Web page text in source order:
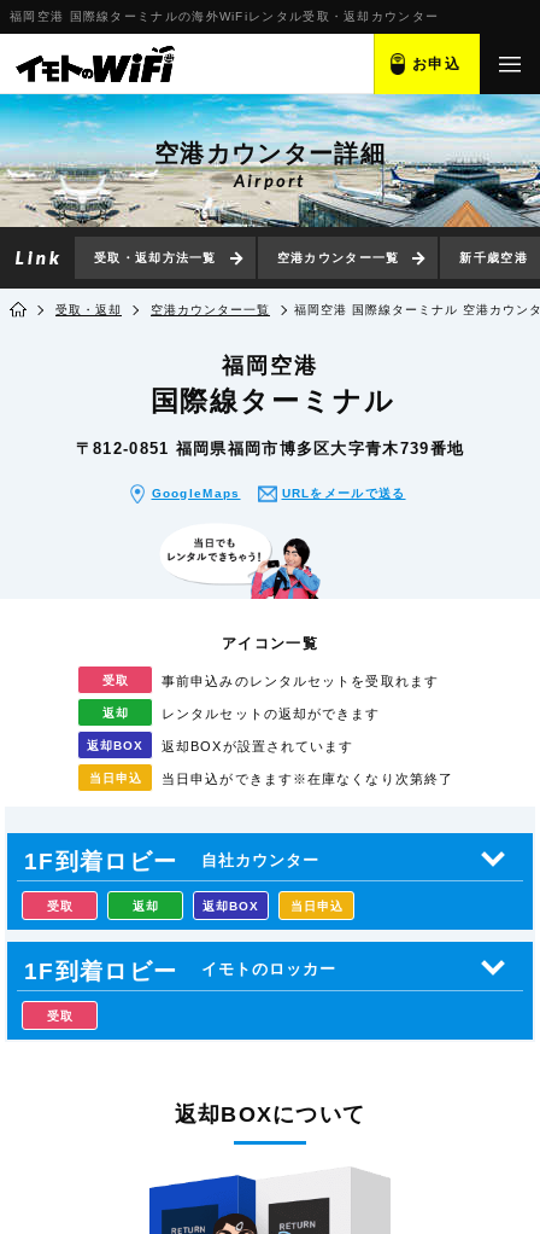
福岡空港 国際線ターミナルの海外WiFiレンタル受取・返却カウンター
お申込
空港カウンター詳細
Airport
受取・返却方法一覧 空港カウンター一覧 新千歳空港
受取・返却 空港カウンター一覧 福岡空港 国際線ターミナル 空港カウン
福岡空港
国際線ターミナル
〒812-0851 福岡県福岡市博多区大字青木739番地
GoogleMaps URLをメールで送る
アイコン一覧
受取 事前申込みのレンタルセットを受取れます
返却 レンタルセットの返却ができます
返却BOX 返却BOXが設置されています
当日 申込 当日申込ができます※在庫なくなり次第終了
1F到着ロビー 自社カウンター
受取 返却 返却BOX 当日申込
1F到着ロビー イモトのロッカー
受取
返却BOXについて